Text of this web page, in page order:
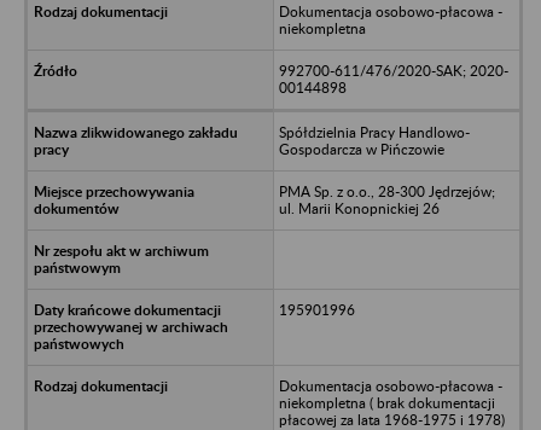
Dokumentacja osobowo-płacowa -
niekompletna
992700-611/476/2020-SAK; 2020-
00144898
Spółdzielnia Pracy Handlowo-
Gospodarcza w Pińczowie
PMA Sp. z o.o., 28-300 Jędrzejów;
ul. Marii Konopnickiej 26
195901996
Dokumentacja osobowo-płacowa -
niekompletna ( brak dokumentacji
płacowej za lata 1968-1975 i 1978)